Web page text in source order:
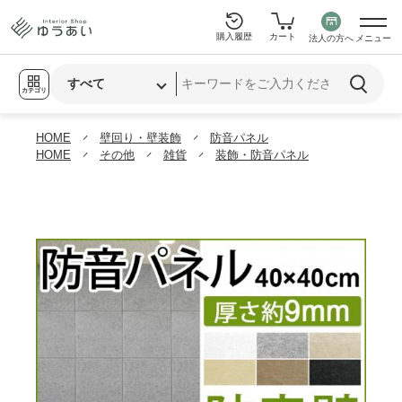
カテゴリ
購入履歴 カート 法人の方へ メニュー
HOME 壁回り・壁装飾
防音パネル
HOME
その他 雑貨 装飾・防音パネル